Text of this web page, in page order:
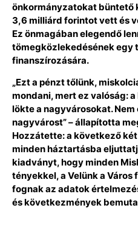
önkormányzatokat büntető
3,6 milliárd forintot vett és
Ez önmagában elegendő
tömegközlekedésének egy
finanszírozására.
„Ezt a pénzt tőlünk,
mondani, mert ez valóság:
lökte a nagyvárosokat.
nagyvárost” – állapította
Hozzátette: a következő
minden háztartásba
kiadványt, hogy minden
tényekkel, a Velünk a
fognak az adatok
és következmények